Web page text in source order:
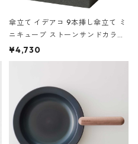
傘立て イデアコ 9本挿し傘立て ミ
ニキューブ ストーンサンドカラー
石調 ideaco Umbrella Stand CUB
E ストーンサンドブラック
¥4,730